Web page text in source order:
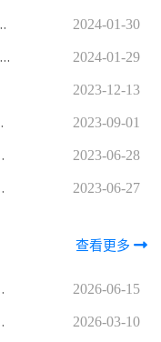
2024-01-30
2024-01-29
2023-12-13
2023-09-01
2023-06-28
2023-06-27
查看更多
2026-06-15
2026-03-10